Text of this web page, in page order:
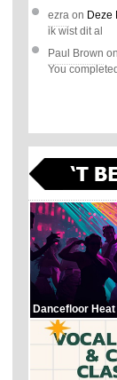
ezra on Deze
ik wist dit al
Paul Brown on
You
Dancefloor